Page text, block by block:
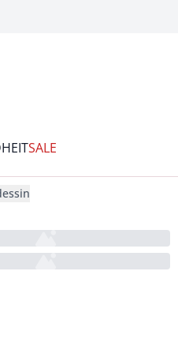
SALE